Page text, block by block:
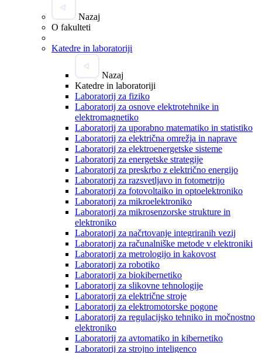
Nazaj
O fakulteti
Katedre in laboratoriji
Nazaj
Katedre in laboratoriji
Laboratorij za fiziko
Laboratorij za osnove elektrotehnike in
elektromagnetiko
Laboratorij za uporabno matematiko in statistiko
Laboratorij za električna omrežja in naprave
Laboratorij za elektroenergetske sisteme
Laboratorij za energetske strategije
Laboratorij za preskrbo z električno energijo
Laboratorij za razsvetljavo in fotometrijo
Laboratorij za fotovoltaiko in optoelektroniko
Laboratorij za mikroelektroniko
Laboratorij za mikrosenzorske strukture in
elektroniko
Laboratorij za načrtovanje integriranih vezij
Laboratorij za računalniške metode v elektroniki
Laboratorij za metrologijo in kakovost
Laboratorij za robotiko
Laboratorij za biokibernetiko
Laboratorij za slikovne tehnologije
Laboratorij za električne stroje
Laboratorij za elektromotorske pogone
Laboratorij za regulacijsko tehniko in močnostno
elektroniko
Laboratorij za avtomatiko in kibernetiko
Laboratorij za strojno inteligenco